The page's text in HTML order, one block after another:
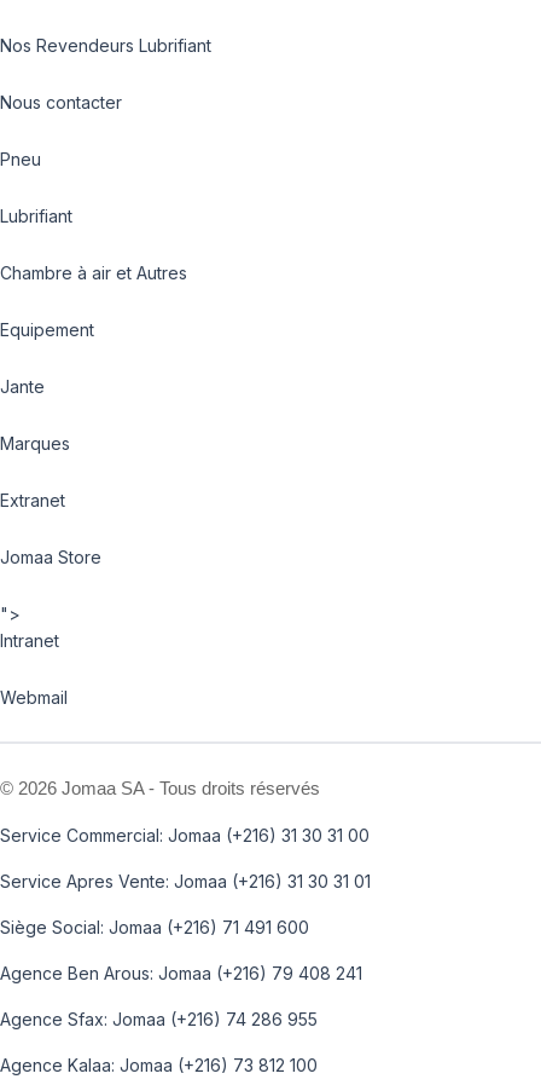
Nos Revendeurs Lubrifiant
Nous contacter
Pneu
Lubrifiant
Chambre à air et Autres
Equipement
Jante
Marques
Extranet
Jomaa Store
">
Intranet
Webmail
© 2026 Jomaa SA - Tous droits réservés
Service Commercial: Jomaa (+216) 31 30 31 00
Service Apres Vente: Jomaa (+216) 31 30 31 01
Siège Social: Jomaa (+216) 71 491 600
Agence Ben Arous: Jomaa (+216) 79 408 241
Agence Sfax: Jomaa (+216) 74 286 955
Agence Kalaa: Jomaa (+216) 73 812 100